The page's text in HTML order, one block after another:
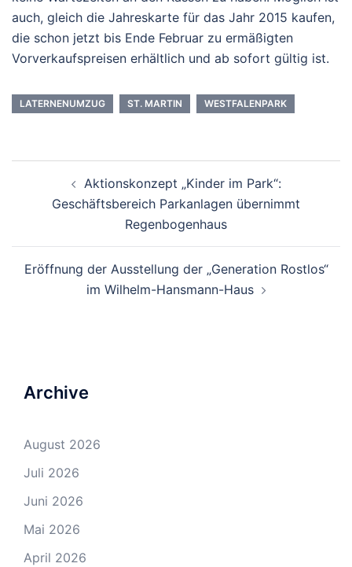
auch, gleich die Jahreskarte für das Jahr 2015 kaufen,
die schon jetzt bis Ende Februar zu ermäßigten
Vorverkaufspreisen erhältlich und ab sofort gültig ist.
LATERNENUMZUG ST. MARTIN WESTFALENPARK
NavigationAktionskonzept „Kinder im Park“:
Geschäftsbereich Parkanlagen übernimmt
Regenbogenhaus
Eröffnung der Ausstellung der „Generation Rostlos“
im Wilhelm-Hansmann-Haus
Archive
August 2026
Juli 2026
Juni 2026
Mai 2026
April 2026